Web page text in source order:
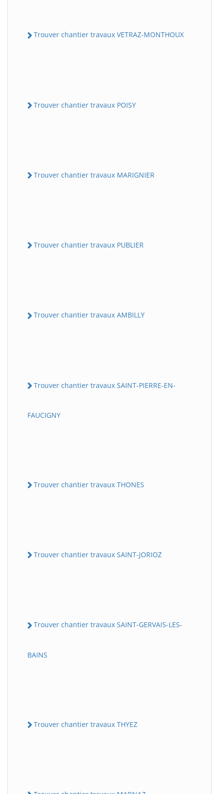
Trouver chantier travaux VETRAZ-MONTHOUX
Trouver chantier travaux POISY
Trouver chantier travaux MARIGNIER
Trouver chantier travaux PUBLIER
Trouver chantier travaux AMBILLY
Trouver chantier travaux SAINT-PIERRE-EN-
FAUCIGNY
Trouver chantier travaux THONES
Trouver chantier travaux SAINT-JORIOZ
Trouver chantier travaux SAINT-GERVAIS-LES-
BAINS
Trouver chantier travaux THYEZ